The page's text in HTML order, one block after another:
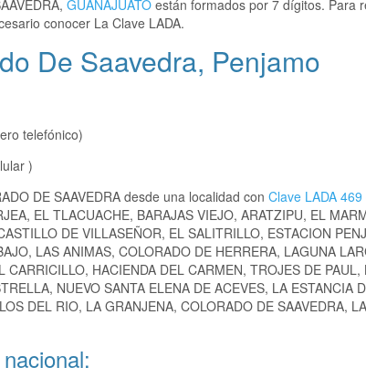
GUANAJUATO están formados por 7 dígitos. Para
conocer La Clave LADA.
De Saavedra, Penjamo
telefónico)
)
DE SAAVEDRA desde una localidad con Clave LADA 469
EL TLACUACHE, BARAJAS VIEJO, ARATZIPU, EL
DE VILLASEÑOR, EL SALITRILLO, ESTACION
LAS ANIMAS, COLORADO DE HERRERA, LAGUNA
CARRICILLO, HACIENDA DEL CARMEN, TROJES DE
NUEVO SANTA ELENA DE ACEVES, LA ESTANCIA
DEL RIO, LA GRANJENA, COLORADO DE SAAVEDRA,